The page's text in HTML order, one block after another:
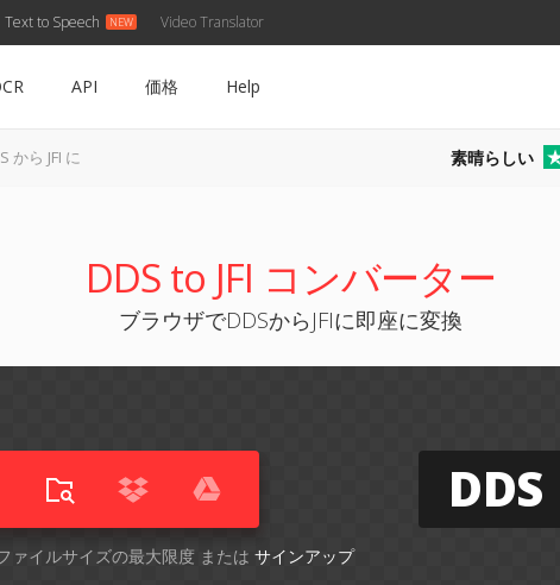
Text to Speech Video Translator
API 価格 Help
から JFI に 素晴らしい
DDS to JFI コンバーター
ブラウザでDDSからJFIに即座に変換
ァイルサイズの最大限度 または サインアップ
DDS